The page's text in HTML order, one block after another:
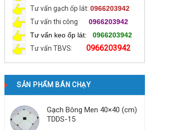
Tư vấn gạch ốp lát: 0966203942
Tư vấn thi công
0966203942
Tư vấn keo ốp lát:
0966203942
Tư vấn TBVS:
0966203942
SẢN PHẨM BÁN CHẠY
Gạch Bông Men 40×40 (cm)
TDDS-15